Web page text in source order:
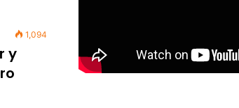
1,094
y